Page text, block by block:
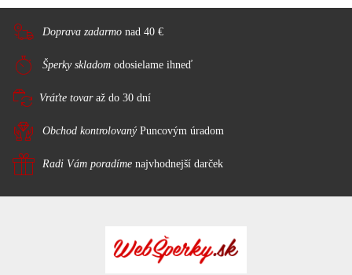
Doprava zadarmo nad 40 €
Šperky skladom odosielame ihneď
Vráťte tovaraž do 30 dní
Obchod kontrolovanýPuncovým úradom
Radi Vám poradíme najvhodnejší darček